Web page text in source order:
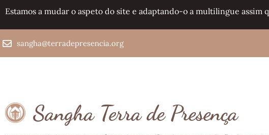
Estamos a mudar o aspeto do site e adaptando-o a multilingue
sangha@terradepresencia.org
Sangha Terra de Presença